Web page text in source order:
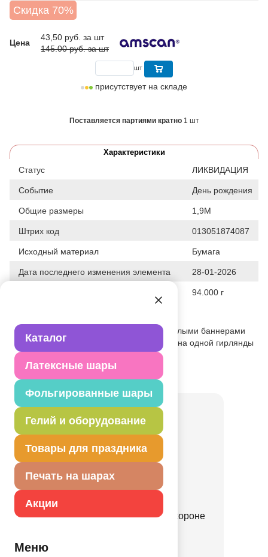
Каталог
Латексные шары
Фольгированные шары
Гелий и оборудование
Товары для праздника
Печать на шарах
Акции
Меню
Скидка 70%
Цена
43,50 руб. за шт
145.00 руб. за шт
шт
присутствует на складе
Поставляется партиями кратно 1 шт
Характеристики
Статус ЛИКВИДАЦИЯ
Событие День рождения
Общие размеры 1,9М
Штрих код 013051874087
Исходный материал Бумага
Дата последнего изменения элемента 28-01-2026
94.000 г
Комплект из 4 подвесных гирлянд с круглыми баннерами
d13см с изображением динозавров. Длина одной гирлянды
– 130 см.
Товар из коллекцииДинозаврики
К ФИГУРА Динозаврик в короне